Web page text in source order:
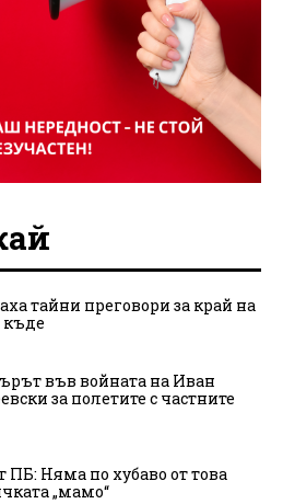
тайни преговори за край на
къде
във войната на Иван
за полетите с частните
Няма по хубаво от това
„мамо“